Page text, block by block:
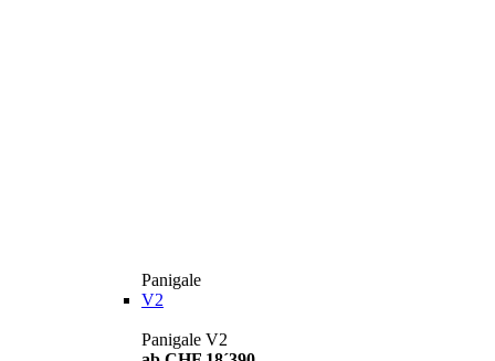
Panigale
V2
Panigale V2